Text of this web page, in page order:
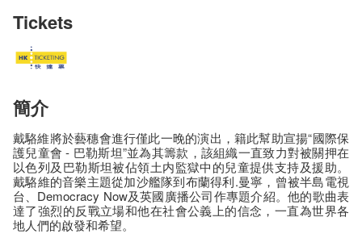
Tickets
簡介
戴駱維將於藝穗會進行僅此一晚的演出，籍此幫助宣揚“國際保
護兒童會 - 巴勒斯坦”並為其籌款，該組織一直致力對被關押在
以色列及巴勒斯坦被佔領土内監獄中的兒童提供支持及援助。
戴駱維的音樂主題從加沙艦隊到布蘭得利.曼寧，曾被半島電視
台、Democracy Now及英國廣播公司作專題介紹。他的歌曲表
達了強烈的反戰立場和他在社會公義上的信念，一直為世界各
地人們的啟發和希望。